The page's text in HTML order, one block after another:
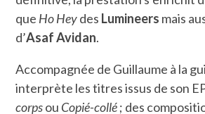
que Ho Heydes Lumineers mais
d’Asaf Avidan.
Accompagnée de Guillaume à la
interprète les titres issus de son
corpsou Copié-collé; des